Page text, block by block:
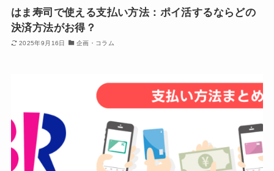
はま寿司で使える支払い方法：ポイ活するならどの
決済方法がお得？
2025年9月16日 企画・コラム